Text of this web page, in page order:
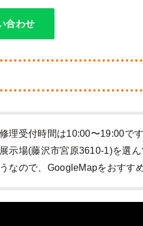
合わせ
修理受付時間は10:00〜19:00で
展示場(藤沢市宮原3610-1)を選
うなので、GoogleMapをおすす